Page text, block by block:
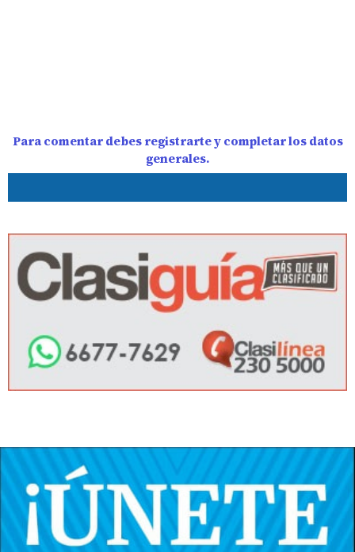
Para comentar debes registrarte y completar los datos
generales.